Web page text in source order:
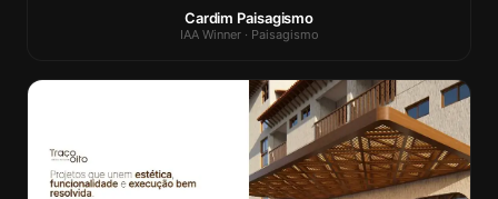
Cardim Paisagismo
IAA Winner · Paisagismo